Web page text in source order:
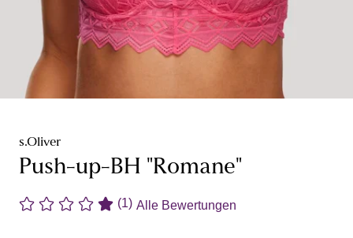
s.Oliver
Push-up-BH "Romane"
(1) Alle Bewertungen